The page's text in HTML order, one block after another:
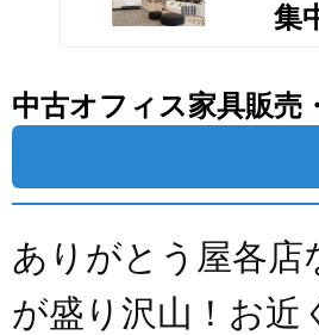
集
中古オフィス家具販売
ありがとう屋各店
が盛り沢山！お近